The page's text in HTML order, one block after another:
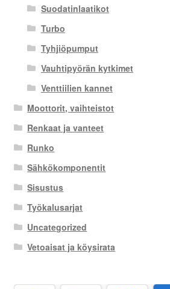
Suodatinlaatikot
Turbo
Tyhjiöpumput
Vauhtipyörän kytkimet
Venttiilien kannet
Moottorit, vaihteistot
Renkaat ja vanteet
Runko
Sähkökomponentit
Sisustus
Työkalusarjat
Uncategorized
Vetoaisat ja köysirata